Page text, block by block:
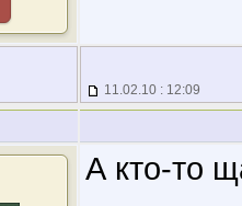
11.02.10 : 12:09
А кто-то